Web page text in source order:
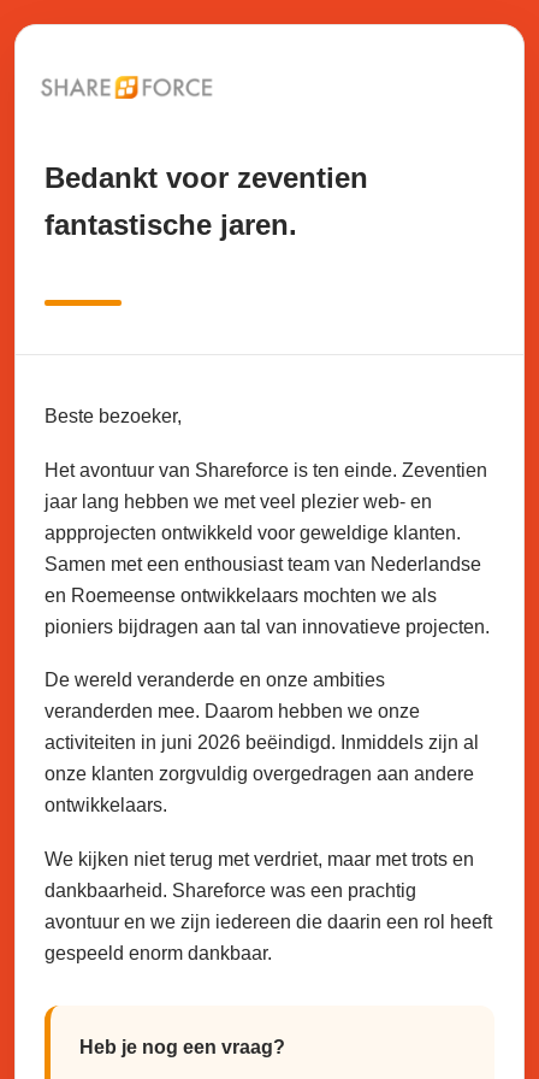
Bedankt voor zeventien
fantastische jaren.
Beste bezoeker,
Het avontuur van Shareforce is ten einde. Zeventien
jaar lang hebben we met veel plezier web- en
appprojecten ontwikkeld voor geweldige klanten.
Samen met een enthousiast team van Nederlandse
en Roemeense ontwikkelaars mochten we als
pioniers bijdragen aan tal van innovatieve projecten.
De wereld veranderde en onze ambities
veranderden mee. Daarom hebben we onze
activiteiten in juni 2026 beëindigd. Inmiddels zijn al
onze klanten zorgvuldig overgedragen aan andere
ontwikkelaars.
We kijken niet terug met verdriet, maar met trots en
dankbaarheid. Shareforce was een prachtig
avontuur en we zijn iedereen die daarin een rol heeft
gespeeld enorm dankbaar.
Heb je nog een vraag?